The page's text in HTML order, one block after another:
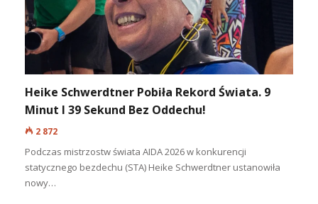
Heike Schwerdtner Pobiła Rekord Świata. 9
Minut I 39 Sekund Bez Oddechu!
2 872
Podczas mistrzostw świata AIDA 2026 w konkurencji
statycznego bezdechu (STA) Heike Schwerdtner ustanowiła
nowy…